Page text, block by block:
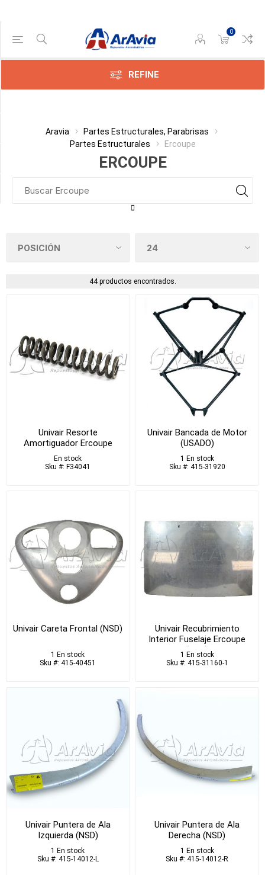
0
REFINE
Aravia
Partes Estructurales, Parabrisas
Partes Estructurales
Ercoupe
ERCOUPE
44 productos encontrados.
Univair Resorte
Amortiguador Ercoupe
En stock
Sku #: F34041
Univair Bancada de Motor
(USADO)
1 En stock
Sku #: 415-31920
Univair Careta Frontal (NSD)
1 En stock
Sku #: 415-40451
Univair Recubrimiento
Interior Fuselaje Ercoupe
(NSD)
1 En stock
Sku #: 415-31160-1
Univair Puntera de Ala
Izquierda (NSD)
1 En stock
Sku #: 415-14012-L
Univair Puntera de Ala
Derecha (NSD)
1 En stock
Sku #: 415-14012-R
Gama de precios
Min:$
Categoría
Disponible